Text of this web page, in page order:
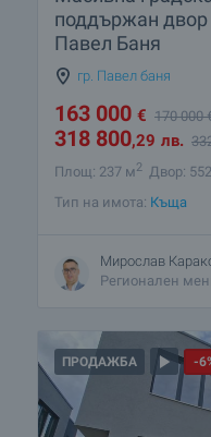
поддържан двор
Павел Баня
гр. Павел баня
163 000 € 170 000
318 800,29 лв.
Площ: 237 м2 Двор:
Тип на имота: Къща
Мирослав
Регионален
ПРОДАЖБА -